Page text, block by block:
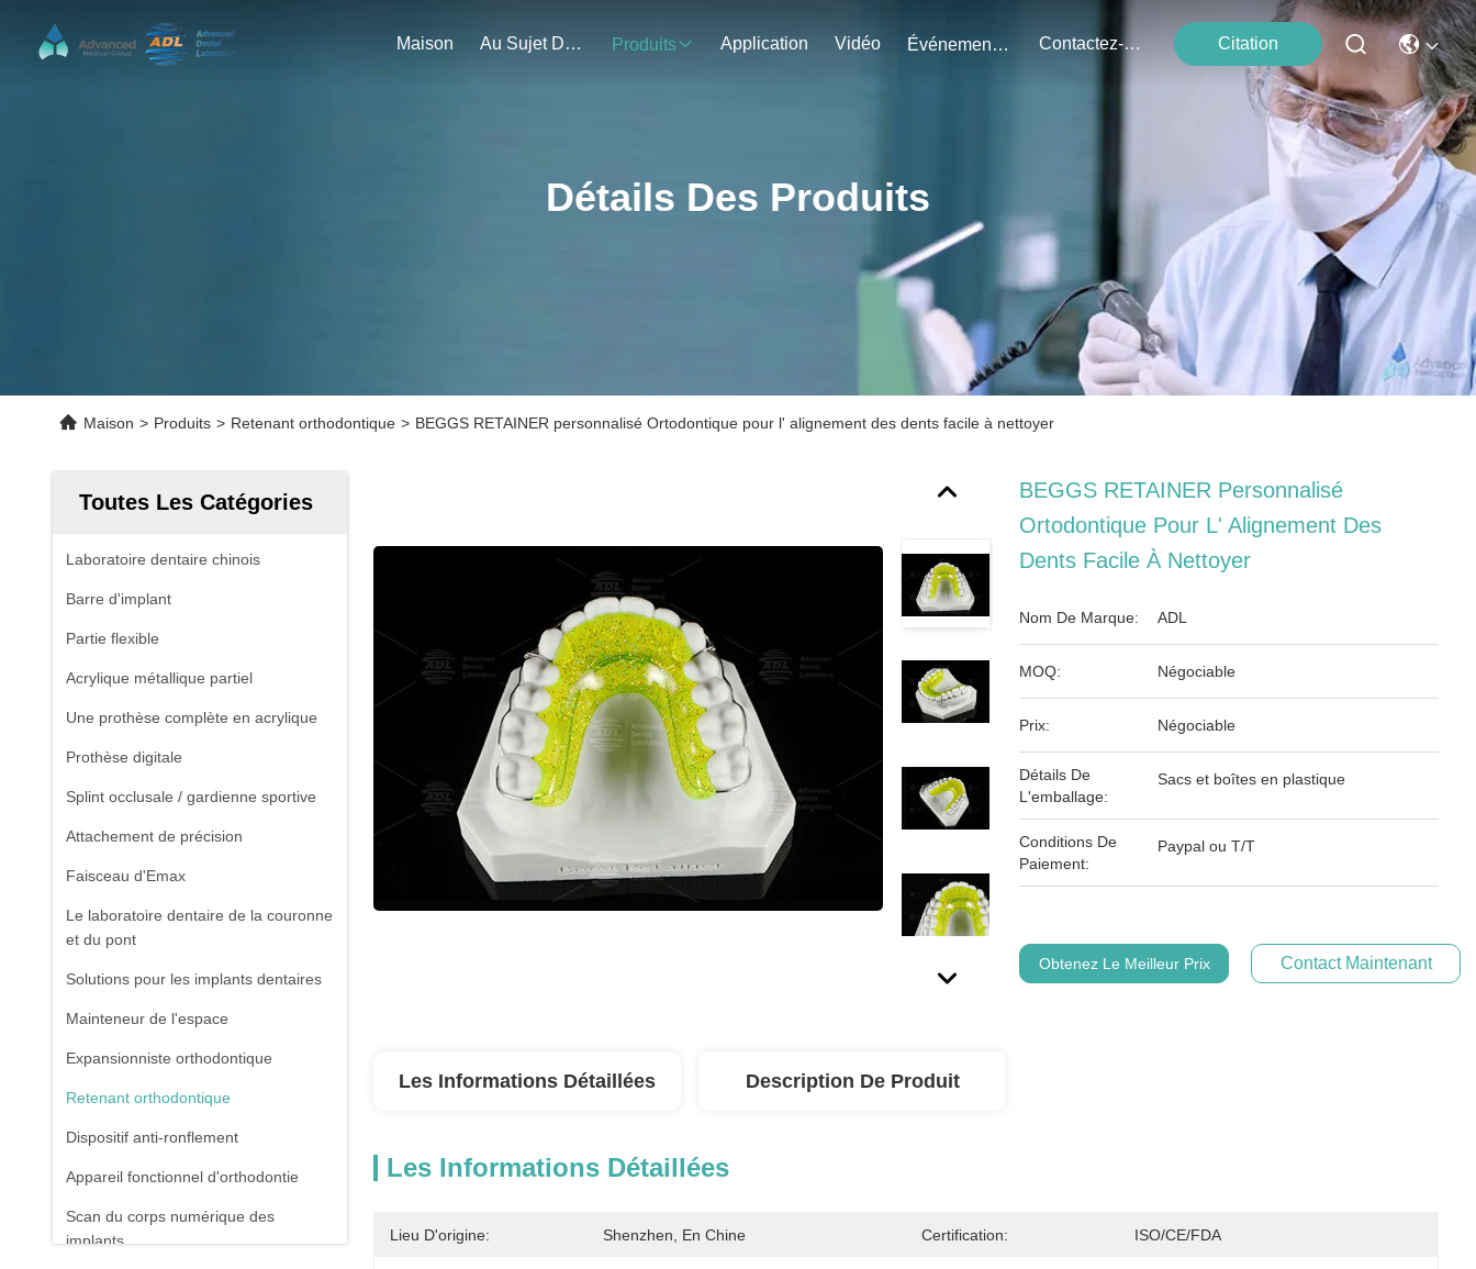
Maison Au Sujet De Nous Produits Application Vidéo Événements Contactez-Nous Citation
Détails Des Produits
Maison > Produits > Retenant orthodontique > BEGGS RETAINER personnalisé Ortodontique pour l' alignement des dents facile à nettoyer
Toutes Les Catégories
Laboratoire dentaire chinois
Barre d'implant
Partie flexible
Acrylique métallique partiel
Une prothèse complète en acrylique
Prothèse digitale
Splint occlusale / gardienne sportive
Attachement de précision
Faisceau d'Emax
Le laboratoire dentaire de la couronne
et du pont
Solutions pour les implants dentaires
Mainteneur de l'espace
Expansionniste orthodontique
Retenant orthodontique
Dispositif anti-ronflement
Appareil fonctionnel d'orthodontie
Scan du corps numérique des
implants
BEGGS RETAINER Personnalisé
Ortodontique Pour L' Alignement Des
Dents Facile À Nettoyer
Nom De Marque: ADL
MOQ: Négociable
Prix: Négociable
Détails De
L'emballage:
Sacs et boîtes en plastique
Conditions De
Paiement:
Paypal ou T/T
Obtenez Le Meilleur Prix Contact Maintenant
Les Informations Détaillées Description De Produit
Les Informations Détaillées
Lieu D'origine: Shenzhen, En Chine Certification: ISO/CE/FDA